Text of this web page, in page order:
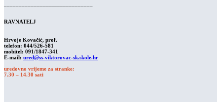
RAVNATELJ
Hrvoje Kovačić, prof.
telefon: 044/526-581
mobitel: 091/1847-341
E-mail: ured@ss-viktorovac-sk.skole.hr
uredovno vrijeme za stranke:
7.30 – 14.30 sati